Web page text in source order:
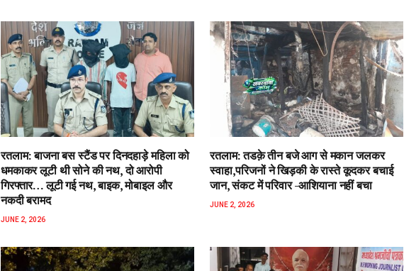
रतलाम: बाजना बस स्टैंड पर दिनदहाड़े महिला को
धमकाकर लूटी थी सोने की नथ, दो आरोपी
गिरफ्तार… लूटी गई नथ, बाइक, मोबाइल और
नकदी बरामद
JUNE 2, 2026
रतलाम: तडक़े तीन बजे आग से मकान जलकर
स्वाहा,परिजनों ने खिड़की के रास्ते कूदकर बचाई
जान, संकट में परिवार -आशियाना नहीं बचा
JUNE 2, 2026